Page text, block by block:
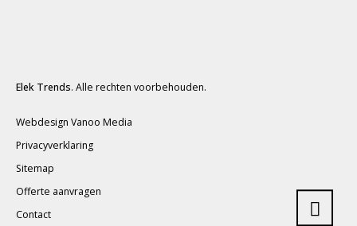
Elek Trends. Alle rechten voorbehouden.
Webdesign Vanoo Media
Privacyverklaring
Sitemap
Offerte aanvragen
Contact